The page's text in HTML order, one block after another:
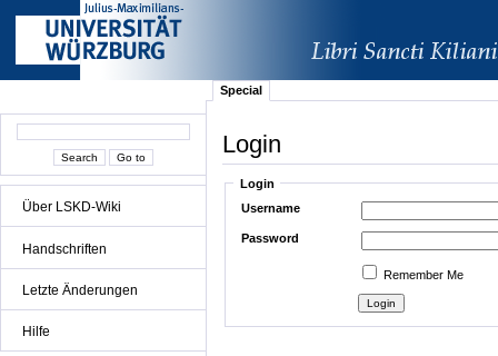
Über LSKD-Wiki
Handschriften
Letzte Änderungen
Hilfe
Special
Login
Login
Username
Password
Remember Me